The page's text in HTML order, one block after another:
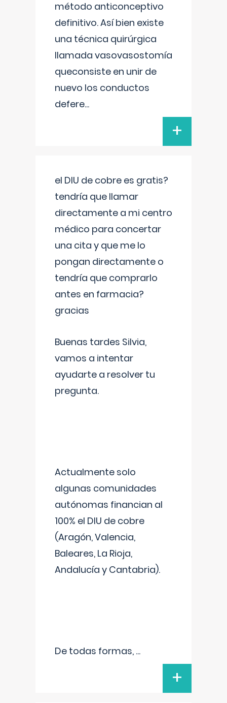
método anticonceptivo
definitivo. Así bien existe
una técnica quirúrgica
llamada vasovasostomía
queconsiste en unir de
nuevo los conductos
defere...
+
el DIU de cobre es gratis?
tendría que llamar
directamente a mi centro
médico para concertar
una cita y que me lo
pongan directamente o
tendría que comprarlo
antes en farmacia?
gracias
Buenas tardes Silvia,
vamos a intentar
ayudarte a resolver tu
pregunta.
Actualmente solo
algunas comunidades
autónomas financian al
100% el DIU de cobre
(Aragón, Valencia,
Baleares, La Rioja,
Andalucía y Cantabria).
De todas formas, ...
+